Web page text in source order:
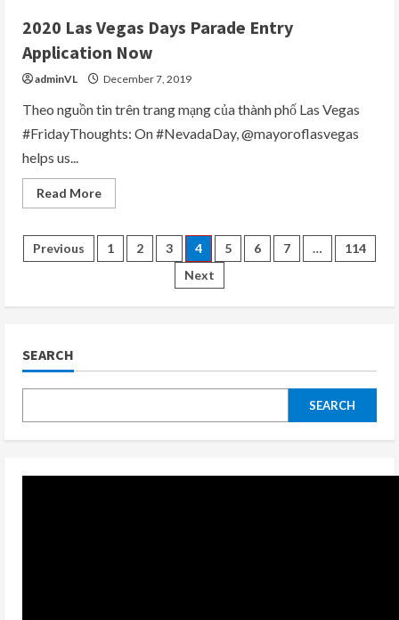
2020
with
Glamorous
New
Eve
2020 Las Vegas Days Parade Entry
Application Now
adminVL December 7, 2019
Theo nguồn tin trên trang mạng của thành phố Las Vegas
#FridayThoughts: On #NevadaDay, @mayoroflasvegas
helps us...
Read MoreRead
more
Las
Vegas
Days
Application
Posts
Previous 1 2 3 4 5 6 7 …
114
Next
SEARCH
SEARCH